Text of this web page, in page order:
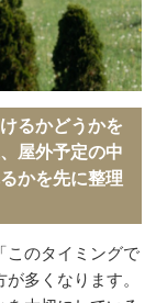
るかどうかを
屋外予定の中
かを先に整理
このタイミングで
多くなります。